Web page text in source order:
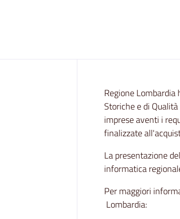
Contenuto
Regione
Storiche e di
imprese aventi i
finalizzate
La presentazione
informatica
Per maggiori
Lombardia: